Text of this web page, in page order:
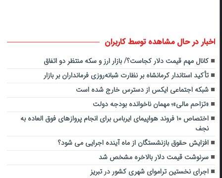
اخبار در حال مشاهده توسط کاربران
کانال مهم قیمت دلار کجاست؟/ بازار ارز و سکه منتظر دو اتفاق
تأکید استاندار کرمانشاه بر نظارت شبانه‌روزی فرمانداران بر بازار
شبکه اجتماعی ایکس از دسترس خارج شده است
«تزاحم مالی»؛ مهمان ناخوانده بودجه دولت
اختصاص ۱۰ فروند هواپیمای ایرباس برای انجام پروازهای فوق العاده به
نجف
افزایش حقوق بازنشستگان از ماه آینده اجرایی می شود؟
سرنوشت قیمت دلار بالاخره مشخص شد
اجرای نخستین تراموای شهری کشور در تبریز